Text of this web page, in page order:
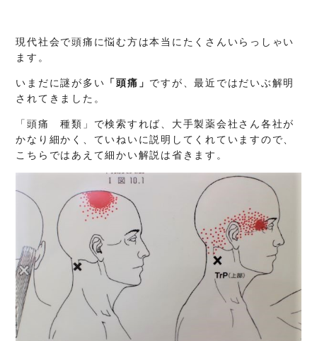
現代社会で頭痛に悩む方は本当にたくさんいらっしゃい
ます。
いまだに謎が多い 「頭痛」 ですが、最近ではだいぶ解明
されてきました。
「頭痛 種類」で検索すれば、大手製薬会社さん各社が
かなり細かく、ていねいに説明してくれていますので、
こちらではあえて細かい解説は省きます。